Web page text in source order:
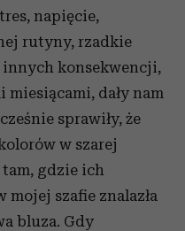
napięcie,
rutyny, rzadkie
konsekwencji,
miesiącami, dały nam
sprawiły, że
w szarej
gdzie ich
mojej szafie znalazła
bluza. Gdy